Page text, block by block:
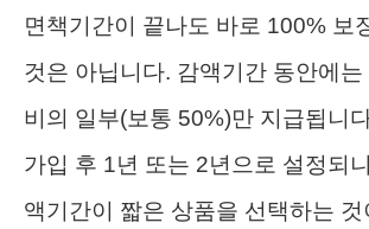
면책기간이 끝나도 바로 100% 보
것은 아닙니다. 감액기간 동안에
비의 일부(보통 50%)만 지급됩니
가입 후 1년 또는 2년으로 설정되
액기간이 짧은 상품을 선택하는 것